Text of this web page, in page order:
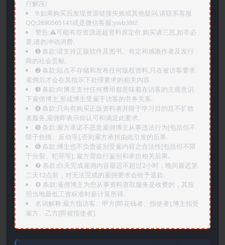
行解压!
9.如果购买后发现资源链接失效或其他疑问,请联系客服
QQ:2690565141或是微信客服:ywb386!
警告:⚠️可能有些资源远超资料原定价,购买请三思,如非必
要,请勿冲动消费.
➊️ 条款:请支持正版软件及图书。肯定和感激作者及发行
商的社会贡献.
➋️ 条款:站点不存储和发布任何版权资料,只在被访客要求
雇佣后才会在其指示下处理要求的相关内容.
➌️ 条款:向博主支付任何费用都意味着在访客的主观意识
下雇佣博主,形成博主受雇于访客的劳务关系.
➍️ 条款:只向有购买正版资料者并限于学习目的且不扩散
者服务,雇佣即表示你认可和满足此要求.
➎ 条款:雇方承诺不恶意雇佣博主从事违法行为[包括但不
限于色情、反动等],否则雇方承担由此引发的后果.
➏️ 条款:博主也不负责鉴别受雇内容之合法性[包括但不限
于分裂、犯罪等], 雇方需自行鉴别和承担相关后果.
❼ 条款:白天完成雇佣内容最迟不超过2小时，晚间最迟第
二天12点前，对无法完成的雇佣要求会给予退款.
❽ 条款:雇佣博主为您从事资料查取服务是收费的，其按
照当地最低工资标准时薪计算所得.
名词解释:雇方指访客、甲方[即花钱者、指使者],博主指受
雇方、乙方[即被指使者].